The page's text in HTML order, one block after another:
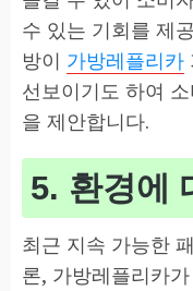
수 있는 기회를 제
방이 가방레플리카
선보이기도 하여
을 제안합니다.
5. 환경에
최근 지속 가능한
론, 가방레플리카